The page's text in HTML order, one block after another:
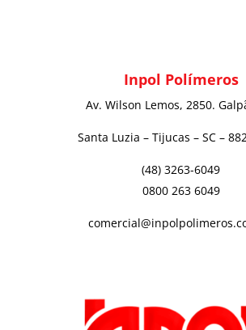
Inpol Polímeros
Av. Wilson Lemos, 2850.
Santa Luzia – Tijucas – SC –
(48) 3263-6049
0800 263 6049